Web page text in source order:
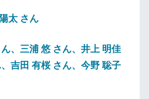
太 さん
、三浦 悠 さん、井上 明佳
吉田 有桜 さん、今野 聡子